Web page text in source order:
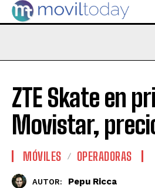
ZTE Skate en
Movistar,
MÓVILES OPERADORAS
AUTOR: Pepu Ricca